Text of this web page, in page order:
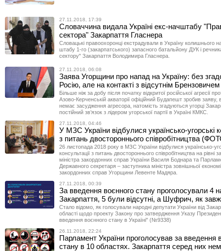
27.11.2018, 17:39
Словаччина видала Україні екс-начштабу
сектора" Закарпаття Гласнера
Словацькі правоохоронці екстрадували в Україну колишнього
штабу 1-го (закарпатського) запасного батальйону ДУК і
сектору" Закарпаття Володимира Гласнера.
27.11.2018, 06:08
Заява Угорщини про напад на Україну: без
Росію, але на контакті з відсутнім Брензовичем
Більше ніж за добу після початку відкритої російської агресії
Азово-Керченській акваторії офіційний Будапешт зробив заяву,
немає засудження агресора, натомість згадуються угорці
постійний зв’язок з лідером угорської партії в Україні КМКС.
27.11.2018, 04:46
У МЗС України відбулися українсько-угорські
з питань двостороннього співробітництва
26 листопада 2018 року в МЗС України відбулися українсько-
консультації з питань двостороннього співробітництва на рівні
міністра закордонних справ України Василя Боднара та
Державного секретаря – заступника міністра зовнішньої
закордонних справ Угорщини Левенте Мадяра.
27.11.2018, 00:39
За введення воєнного стану проголосували 4
Закарпаття, 5 були відсутні, а Шуфрич, як
Стало відомо, як голосували народні депутати України від
області щодо проекту Закону про затвердження Указу
введення воєнного стану в Україні" (№9338)
26.11.2018, 22:24
Парламент України проголосував за введення
стану в 10 областях. Закарпаття серед них